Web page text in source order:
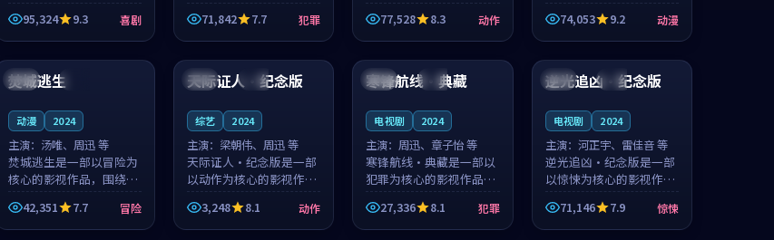
泰国的城市气质与母女情
深的人物心境共同构筑了
影片基调。顾予安、戚南
柯用细腻的表演撑起整部
喜剧电影...
95,324 9.3 喜剧
台湾的城市气质与异国相
遇的人物心境共同构筑了
影片基调。山下凉太、沈
知韵用细腻的表演撑起整
部犯罪电...
71,842 7.7 犯罪
的城市气质与渔村故事的
人物心境共同构筑了影片
基调。周怀风、应南风用
细腻的表演撑起整部动作
电影，剧...
77,528 8.3 动作
国的城市气质与小镇生活
的人物心境共同构筑了影
片基调。卫见秋、顾沂溪
用细腻的表演撑起整部动
漫电影，...
74,053 9.2 动漫
英国
99:58
焚城逃生
动漫 2024
主演： 汤唯、周迅 等
焚城逃生是一部以冒险为
核心的影视作品，围绕危
机、反转与人物成长展
开，整体节奏紧凑，值得
推荐观看。
42,351 7.7 冒险
泰国 高分
95:56
天际证人·纪念版
综艺 2024
主演： 梁朝伟、周迅 等
天际证人·纪念版是一部
以动作为核心的影视作
品，围绕危机、反转与人
物成长展开，整体节奏紧
凑，值得推荐观看。
3,248 8.1 动作
法国 独播
99:46
寒锋航线·典藏
电视剧 2024
主演：周迅、章子怡 等
寒锋航线·典藏是一部以
犯罪为核心的影视作品，
围绕危机、反转与人物成
长展开，整体节奏紧凑，
值得推荐观看。
27,336 8.1 犯罪
泰国 完结
99:39
逆光追凶·纪念版
电视剧 2024
主演： 河正宇、雷佳音 等
逆光追凶·纪念版是一部
以惊悚为核心的影视作
品，围绕危机、反转与人
物成长展开，整体节奏紧
凑，值得推荐观看。
71,146 7.9 惊悚
99:51 99:28 99:49 99:27